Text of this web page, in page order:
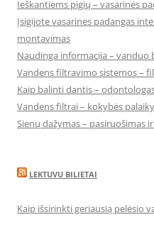
Ieškantiems pigių – vasarinės
Įsigijote vasarines padangas
montavimas
Naudinga informacija – vanduo
Vandens filtravimo sistemos –
Kaip balinti dantis –
Vandens filtrai – kokybės
Sienų dažymas – pasiruošimas
LEKTUVU BILIETAI
Kaip išsirinkti geriausią pelėsio